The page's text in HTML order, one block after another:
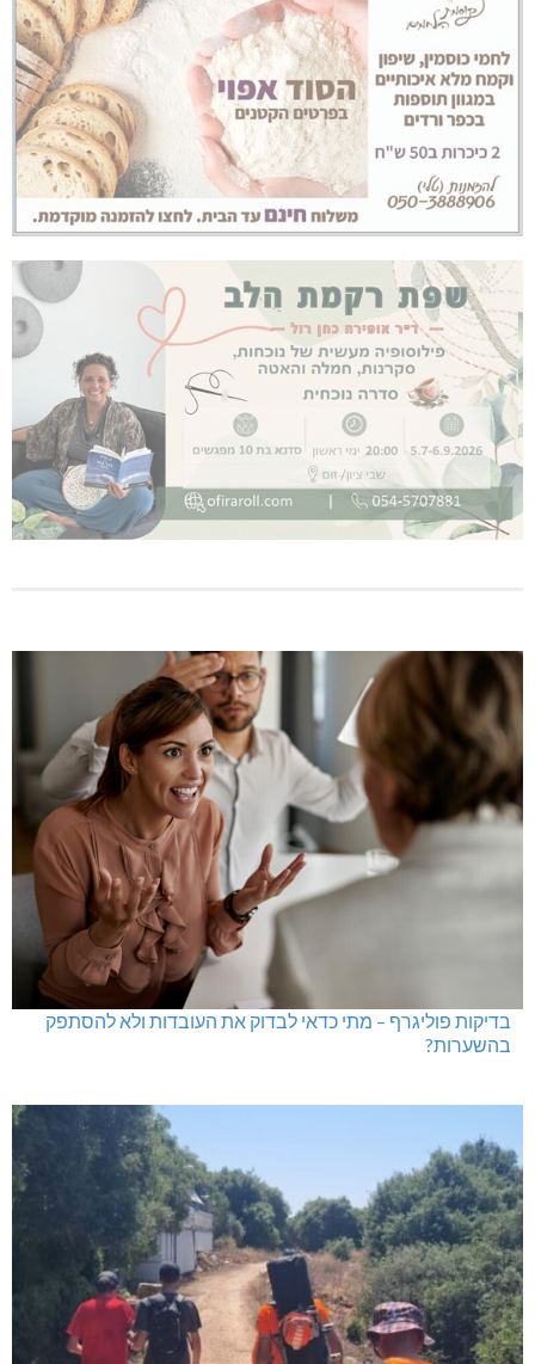
בדיקות פוליגרף – מתי כדאי לבדוק את העובדות ולא להסתפק
בהשערות?